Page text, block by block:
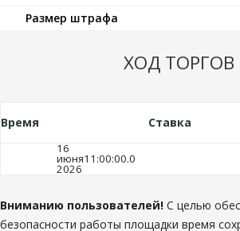
Размер штрафа
ХОД ТОРГОВ
Время Ставка
16
июня
2026
11:00:00.0
Вниманию пользователей! С целью
безопасности работы площадки время